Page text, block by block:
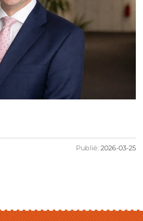
Publié: 2026-03-25